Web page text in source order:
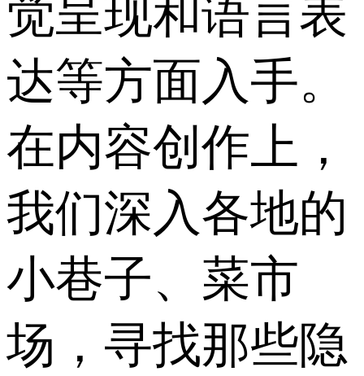
觉呈现和语言表
达等方面入手。
在内容创作上，
我们深入各地的
小巷子、菜市
场，寻找那些隐